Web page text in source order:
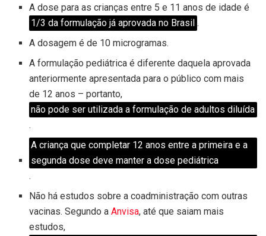
A dose para as crianças entre 5 e 11 anos de idade é
1/3 da formulação já aprovada no Brasil .
A dosagem é de 10 microgramas.
A formulação pediátrica é diferente daquela aprovada
anteriormente apresentada para o público com mais
de 12 anos – portanto,
não pode ser utilizada a formulação de adultos diluída
.
A criança que completar 12 anos entre a primeira e a
segunda dose deve manter a dose pediátrica
.
Não há estudos sobre a coadministração com outras
vacinas. Segundo aAnvisa, até que saiam mais
estudos,